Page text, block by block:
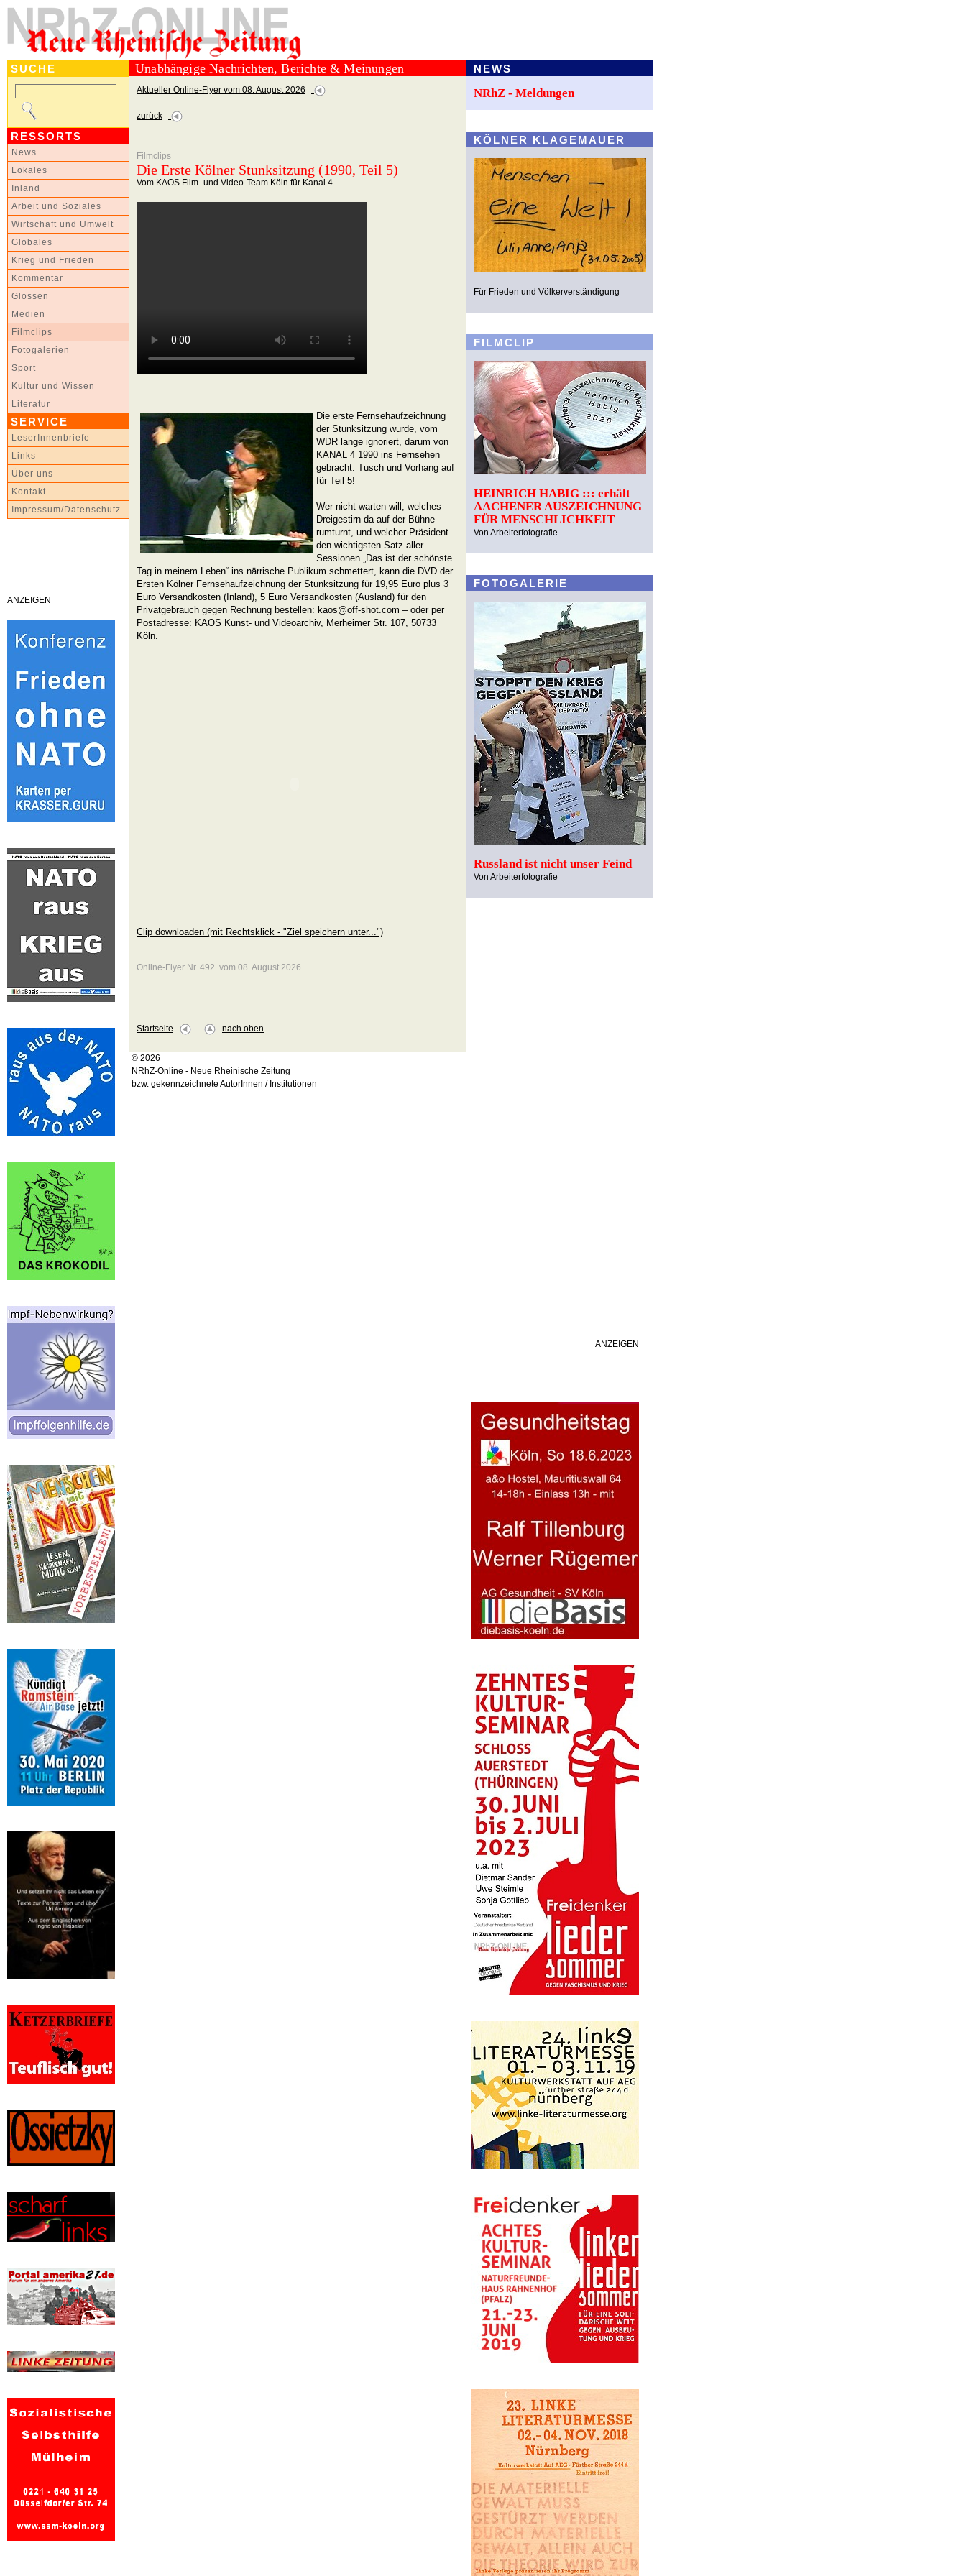
SUCHE
RESSORTS
News
Lokales
Inland
Arbeit und Soziales
Wirtschaft und Umwelt
Globales
Krieg und Frieden
Kommentar
Glossen
Medien
Filmclips
Fotogalerien
Sport
Kultur und Wissen
Literatur
SERVICE
LeserInnenbriefe
Links
Über uns
Kontakt
Impressum/Datenschutz
ANZEIGEN
Unabhängige Nachrichten, Berichte & Meinungen
Aktueller Online-Flyer vom 08. August 2026
zurück
Filmclips
Die Erste Kölner Stunksitzung (1990, Teil 5)
Vom KAOS Film- und Video-Team Köln für Kanal 4
Die erste Fernsehaufzeichnung
der Stunksitzung wurde, vom
WDR lange ignoriert, darum von
KANAL 4 1990 ins Fernsehen
gebracht. Tusch und Vorhang auf
für Teil 5!
Wer nicht warten will, welches
Dreigestirn da auf der Bühne
rumturnt, und welcher Präsident
den wichtigsten Satz aller
Sessionen „Das ist der schönste
Tag in meinem Leben“ ins närrische Publikum schmettert, kann die DVD der
Ersten Kölner Fernsehaufzeichnung der Stunksitzung für 19,95 Euro plus 3
Euro Versandkosten (Inland), 5 Euro Versandkosten (Ausland) für den
Privatgebrauch gegen Rechnung bestellen: kaos@off-shot.com – oder per
Postadresse: KAOS Kunst- und Videoarchiv, Merheimer Str. 107, 50733
Köln.
Clip downloaden (mit Rechtsklick - "Ziel speichern unter...")
Online-Flyer Nr. 492 vom 08. August 2026
Startseite nach oben
© 2026
NRhZ-Online - Neue Rheinische Zeitung
bzw. gekennzeichnete AutorInnen / Institutionen
NEWS
NRhZ - Meldungen
KÖLNER KLAGEMAUER
Für Frieden und Völkerverständigung
FILMCLIP
HEINRICH HABIG ::: erhält
AACHENER AUSZEICHNUNG
FÜR MENSCHLICHKEIT
Von Arbeiterfotografie
FOTOGALERIE
Russland ist nicht unser Feind
Von Arbeiterfotografie
ANZEIGEN